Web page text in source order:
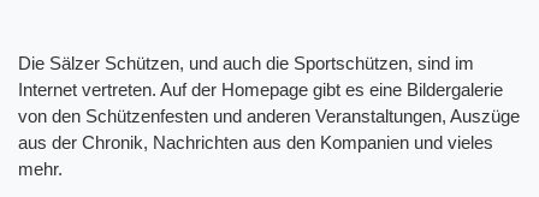
Die Sälzer Schützen, und auch die Sportschützen, sind im
Internet vertreten. Auf der Homepage gibt es eine Bildergalerie
von den Schützenfesten und anderen Veranstaltungen, Auszüge
aus der Chronik, Nachrichten aus den Kompanien und vieles
mehr.